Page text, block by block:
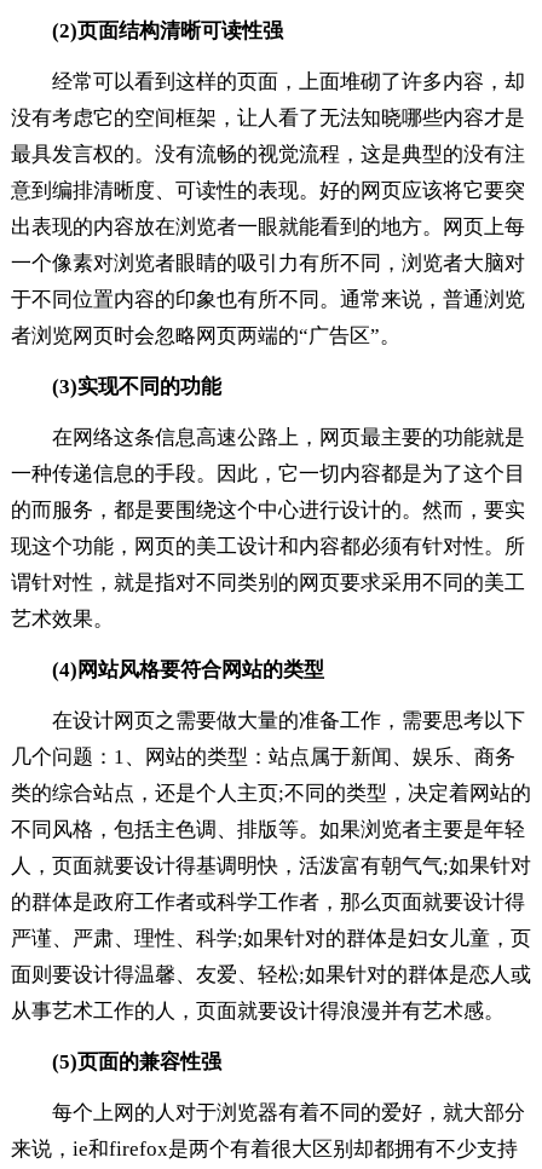
(2)页面结构清晰可读性强
经常可以看到这样的页面，上面堆砌了许多内容，却
没有考虑它的空间框架，让人看了无法知晓哪些内容才是
最具发言权的。没有流畅的视觉流程，这是典型的没有注
意到编排清晰度、可读性的表现。好的网页应该将它要突
出表现的内容放在浏览者一眼就能看到的地方。网页上每
一个像素对浏览者眼睛的吸引力有所不同，浏览者大脑对
于不同位置内容的印象也有所不同。通常来说，普通浏览
者浏览网页时会忽略网页两端的“广告区”。
(3)实现不同的功能
在网络这条信息高速公路上，网页最主要的功能就是
一种传递信息的手段。因此，它一切内容都是为了这个目
的而服务，都是要围绕这个中心进行设计的。然而，要实
现这个功能，网页的美工设计和内容都必须有针对性。所
谓针对性，就是指对不同类别的网页要求采用不同的美工
艺术效果。
(4)网站风格要符合网站的类型
在设计网页之需要做大量的准备工作，需要思考以下
几个问题：1、网站的类型：站点属于新闻、娱乐、商务
类的综合站点，还是个人主页;不同的类型，决定着网站的
不同风格，包括主色调、排版等。如果浏览者主要是年轻
人，页面就要设计得基调明快，活泼富有朝气气;如果针对
的群体是政府工作者或科学工作者，那么页面就要设计得
严谨、严肃、理性、科学;如果针对的群体是妇女儿童，页
面则要设计得温馨、友爱、轻松;如果针对的群体是恋人或
从事艺术工作的人，页面就要设计得浪漫并有艺术感。
(5)页面的兼容性强
每个上网的人对于浏览器有着不同的爱好，就大部分
来说，ie和firefox是两个有着很大区别却都拥有不少支持